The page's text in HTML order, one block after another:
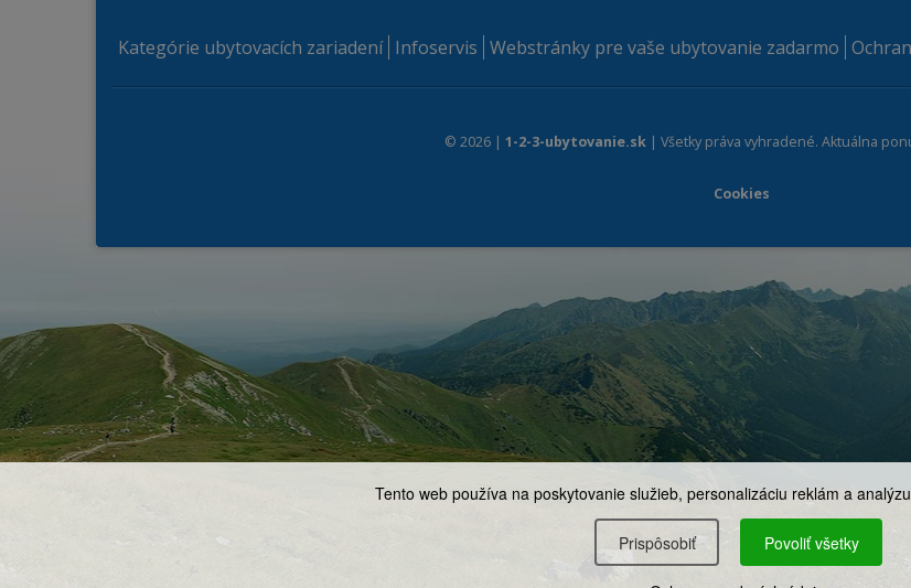
Tento web používa na poskytovanie služieb, personalizáciu reklám a
Prispôsobiť Povoliť všetky
Kategórie ubytovacích zariadení Infoservis Webstránky pre vaše ubytovanie zadarmo
© 2026 | 1-2-3-ubytovanie.sk| Všetky práva vyhradené. Aktuálna
Cookies